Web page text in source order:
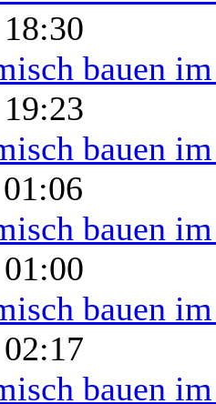
bauen
bauen
bauen
bauen
bauen